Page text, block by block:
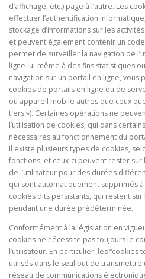
d’affichage, etc.) page à l’autre. Les
effectuer l’authentification
stockage d’informations sur les
et peuvent également contenir un
permet de surveiller la navigation de
ligne lui-même à des fins statistiques
navigation sur un portail en ligne,
cookies de portails en ligne ou de
ou appareil mobile autres que ceux
tiers »). Certaines opérations ne
l’utilisation de cookies, qui dans
nécessaires au fonctionnement du
Il existe plusieurs types de cookies,
fonctions, et ceux-ci peuvent rester sur
de l’utilisateur pour des durées
qui sont automatiquement supprimés
cookies dits persistants, qui restent sur
pendant une durée prédéterminée.
Conformément à la législation en
cookies ne nécessite pas toujours le
l’utilisateur. En particulier, les “cookies
utilisés dans le seul but de transmettre
réseau de communications